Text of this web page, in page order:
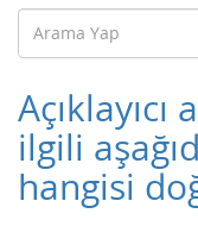
ilgili
hangisi